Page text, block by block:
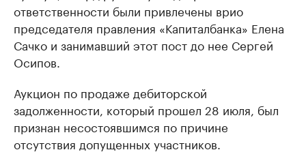
ответственности были привлечены врио
председателя правления «Капиталбанка» Елена
Сачко и занимавший этот пост до нее Сергей
Осипов.
Аукцион по продаже дебиторской
задолженности, который прошел 28 июля, был
признан несостоявшимся по причине
отсутствия допущенных участников.